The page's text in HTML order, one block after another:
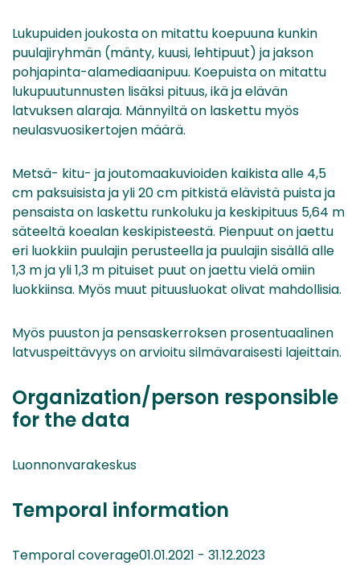
Lukupuiden joukosta on mitattu koepuuna kunkin
puulajiryhmän (mänty, kuusi, lehtipuut) ja jakson
pohjapinta-alamediaanipuu. Koepuista on mitattu
lukupuutunnusten lisäksi pituus, ikä ja elävän
latvuksen alaraja. Männyiltä on laskettu myös
neulasvuosikertojen määrä.
Metsä- kitu- ja joutomaakuvioiden kaikista alle 4,5
cm paksuisista ja yli 20 cm pitkistä elävistä puista ja
pensaista on laskettu runkoluku ja keskipituus 5,64 m
säteeltä koealan keskipisteestä. Pienpuut on jaettu
eri luokkiin puulajin perusteella ja puulajin sisällä alle
1,3 m ja yli 1,3 m pituiset puut on jaettu vielä omiin
luokkiinsa. Myös muut pituusluokat olivat mahdollisia.
Myös puuston ja pensaskerroksen prosentuaalinen
latvuspeittävyys on arvioitu silmävaraisesti lajeittain.
Organization/person responsible
for the data
Luonnonvarakeskus
Temporal information
Temporal coverage01.01.2021 - 31.12.2023